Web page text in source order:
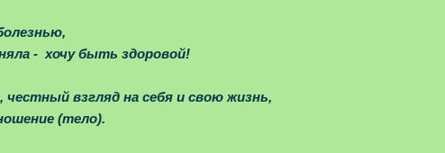
быть здоровой!
взгляд на себя и свою жизнь,
(тело).